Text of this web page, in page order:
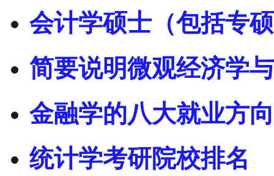
会计学硕士（包括专
简要说明微观经济学
金融学的八大就业方
统计学考研院校排名